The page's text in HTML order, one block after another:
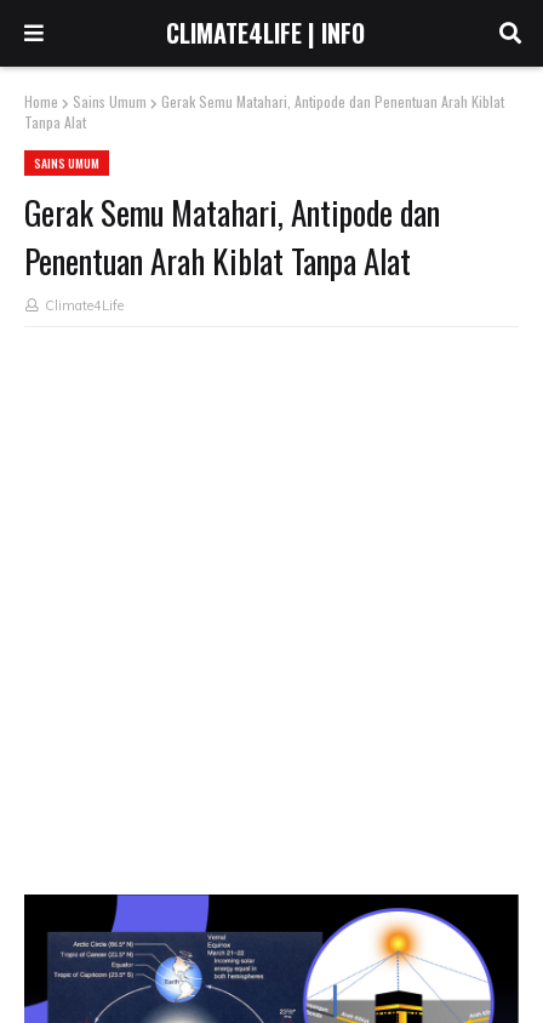
CLIMATE4LIFE | INFO
Home Sains Umum
Gerak Semu Matahari, Antipode dan Penentuan Arah Kiblat
Tanpa Alat
SAINS UMUM
Gerak Semu Matahari, Antipode dan
Penentuan Arah Kiblat Tanpa Alat
Climate4Life